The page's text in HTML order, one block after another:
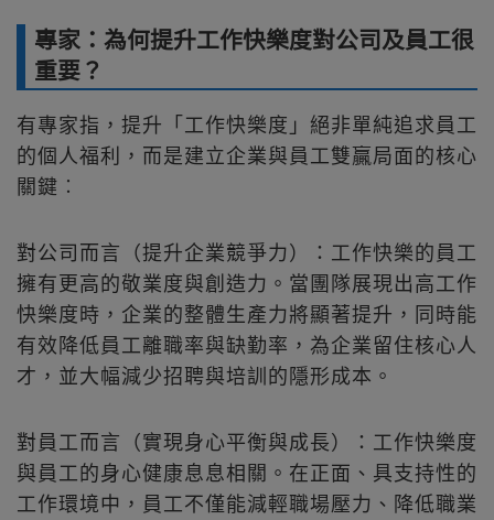
專家：為何提升工作快樂度對公司及員工很
重要？
有專家指，提升「工作快樂度」絕非單純追求員工
的個人福利，而是建立企業與員工雙贏局面的核心
關鍵︰
對公司而言（提升企業競爭力）：工作快樂的員工
擁有更高的敬業度與創造力。當團隊展現出高工作
快樂度時，企業的整體生產力將顯著提升，同時能
有效降低員工離職率與缺勤率，為企業留住核心人
才，並大幅減少招聘與培訓的隱形成本。
對員工而言（實現身心平衡與成長）：工作快樂度
與員工的身心健康息息相關。在正面、具支持性的
工作環境中，員工不僅能減輕職場壓力、降低職業